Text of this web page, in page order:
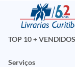
TOP 10 + VENDIDOS
Serviços